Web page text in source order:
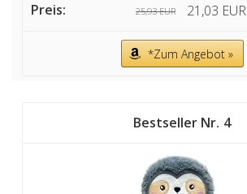
25,93 EUR 21,03 EUR
*Zum Angebot »
4